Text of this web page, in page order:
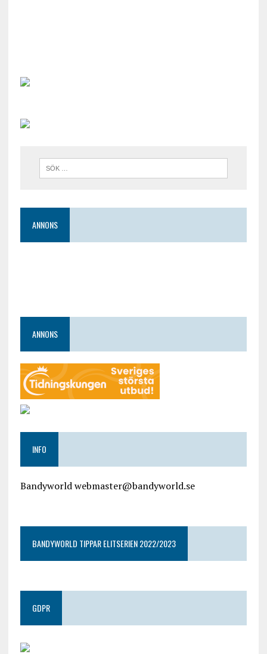
ANNONS
ANNONS
INFO
Bandyworld webmaster@bandyworld.se
BANDYWORLD TIPPAR ELITSERIEN 2022/2023
GDPR